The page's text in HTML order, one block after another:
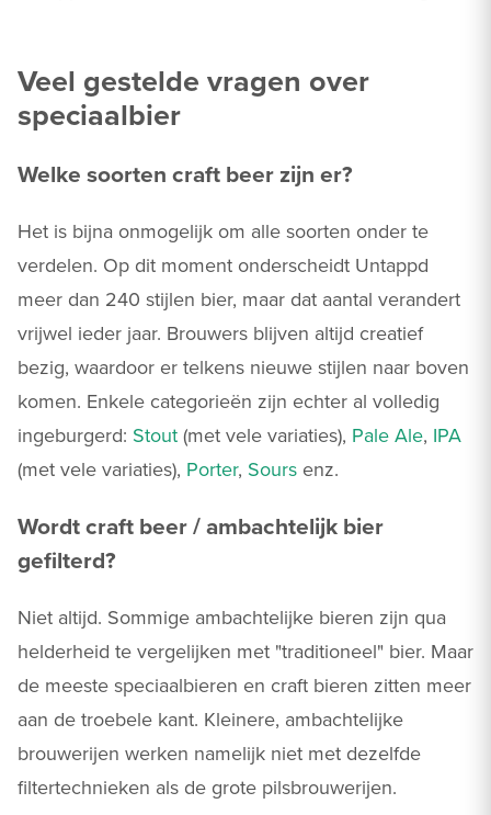
Veel gestelde vragen over
speciaalbier
Welke soorten craft beer zijn er?
Het is bijna onmogelijk om alle soorten onder te
verdelen. Op dit moment onderscheidt Untappd
meer dan 240 stijlen bier, maar dat aantal verandert
vrijwel ieder jaar. Brouwers blijven altijd creatief
bezig, waardoor er telkens nieuwe stijlen naar boven
komen. Enkele categorieën zijn echter al volledig
ingeburgerd: Stout (met vele variaties), Pale Ale, IPA
(met vele variaties), Porter, Sours enz.
Wordt craft beer / ambachtelijk bier
gefilterd?
Niet altijd. Sommige ambachtelijke bieren zijn qua
helderheid te vergelijken met "traditioneel" bier. Maar
de meeste speciaalbieren en craft bieren zitten meer
aan de troebele kant. Kleinere, ambachtelijke
brouwerijen werken namelijk niet met dezelfde
filtertechnieken als de grote pilsbrouwerijen.